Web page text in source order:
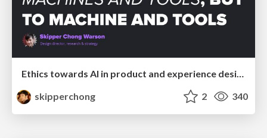
skipperchong
2 340